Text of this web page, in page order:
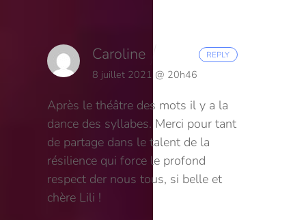
Caroline
8 juillet 2021 @ 20h46
Après le théâtre des mots il y a la
dance des syllabes. Merci pour tant
de partage dans le talent de la
résilience qui force le profond
respect der nous tous, si belle et
chère Lili !
REPLY